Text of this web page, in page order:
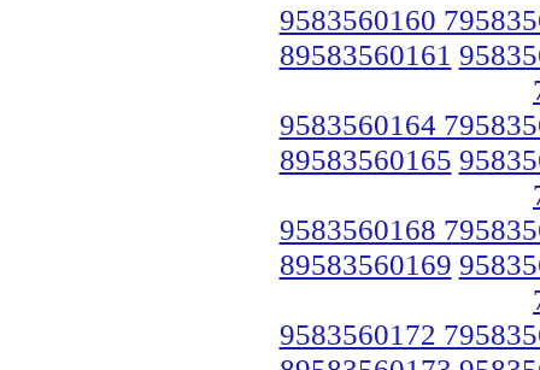
9583560160
89583560161
9583560164
89583560165
9583560168
89583560169
9583560172